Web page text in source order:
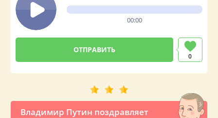
00:00
0
Владимир Путин поздравляет